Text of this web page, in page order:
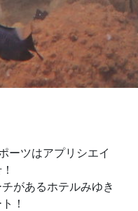
ーツはアプリシエイ
があるホテルみゆき
！